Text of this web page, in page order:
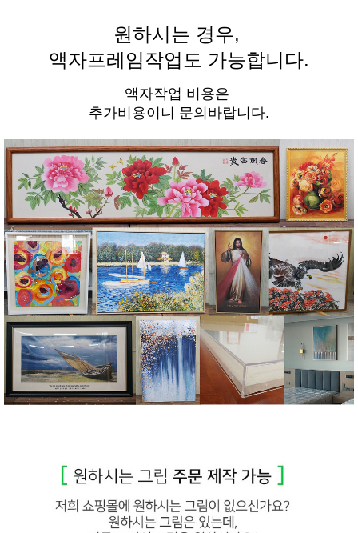
원하시는 경우,
액자프레임작업도 가능합니다.
액자작업 비용은
추가비용이니 문의바랍니다.